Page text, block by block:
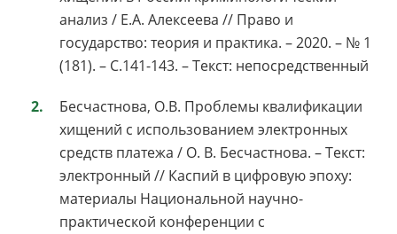
анализ / Е.А. Алексеева // Право и
государство: теория и практика. – 2020. – № 1
(181). – С.141-143. – Текст: непосредственный
Бесчастнова, О.В. Проблемы квалификации
хищений с использованием электронных
средств платежа / О. В. Бесчастнова. – Текст:
электронный // Каспий в цифровую эпоху:
материалы Национальной научно-
практической конференции с